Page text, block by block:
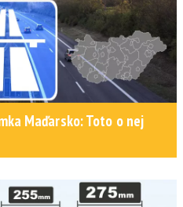
Maďarsko: Toto o nej